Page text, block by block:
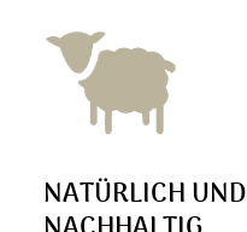
NATÜRLICH UND